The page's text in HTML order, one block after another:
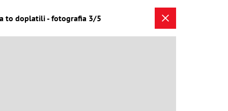
to doplatili - fotografia 3/5